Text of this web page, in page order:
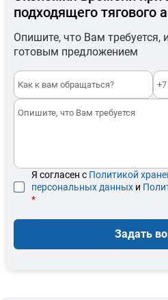
подходящего тягового
Опишите, что Вам
готовым предложением
Я согласен с Политикой
персональных данных и
*
Задать